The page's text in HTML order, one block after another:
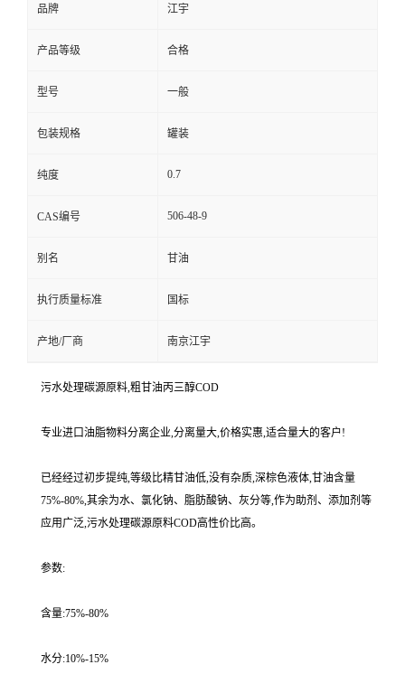
品牌 江宇
产品等级 合格
型号 一般
包装规格 罐装
纯度 0.7
CAS编号 506-48-9
别名 甘油
执行质量标准 国标
产地/厂商 南京江宇
污水处理碳源原料,粗甘油丙三醇COD
专业进口油脂物料分离企业,分离量大,价格实惠,适合量大的客户!
已经经过初步提纯,等级比精甘油低,没有杂质,深棕色液体,甘油含量
75%-80%,其余为水、氯化钠、脂肪酸钠、灰分等,作为助剂、添加剂等
应用广泛,污水处理碳源原料COD高性价比高。
参数:
含量:75%-80%
水分:10%-15%